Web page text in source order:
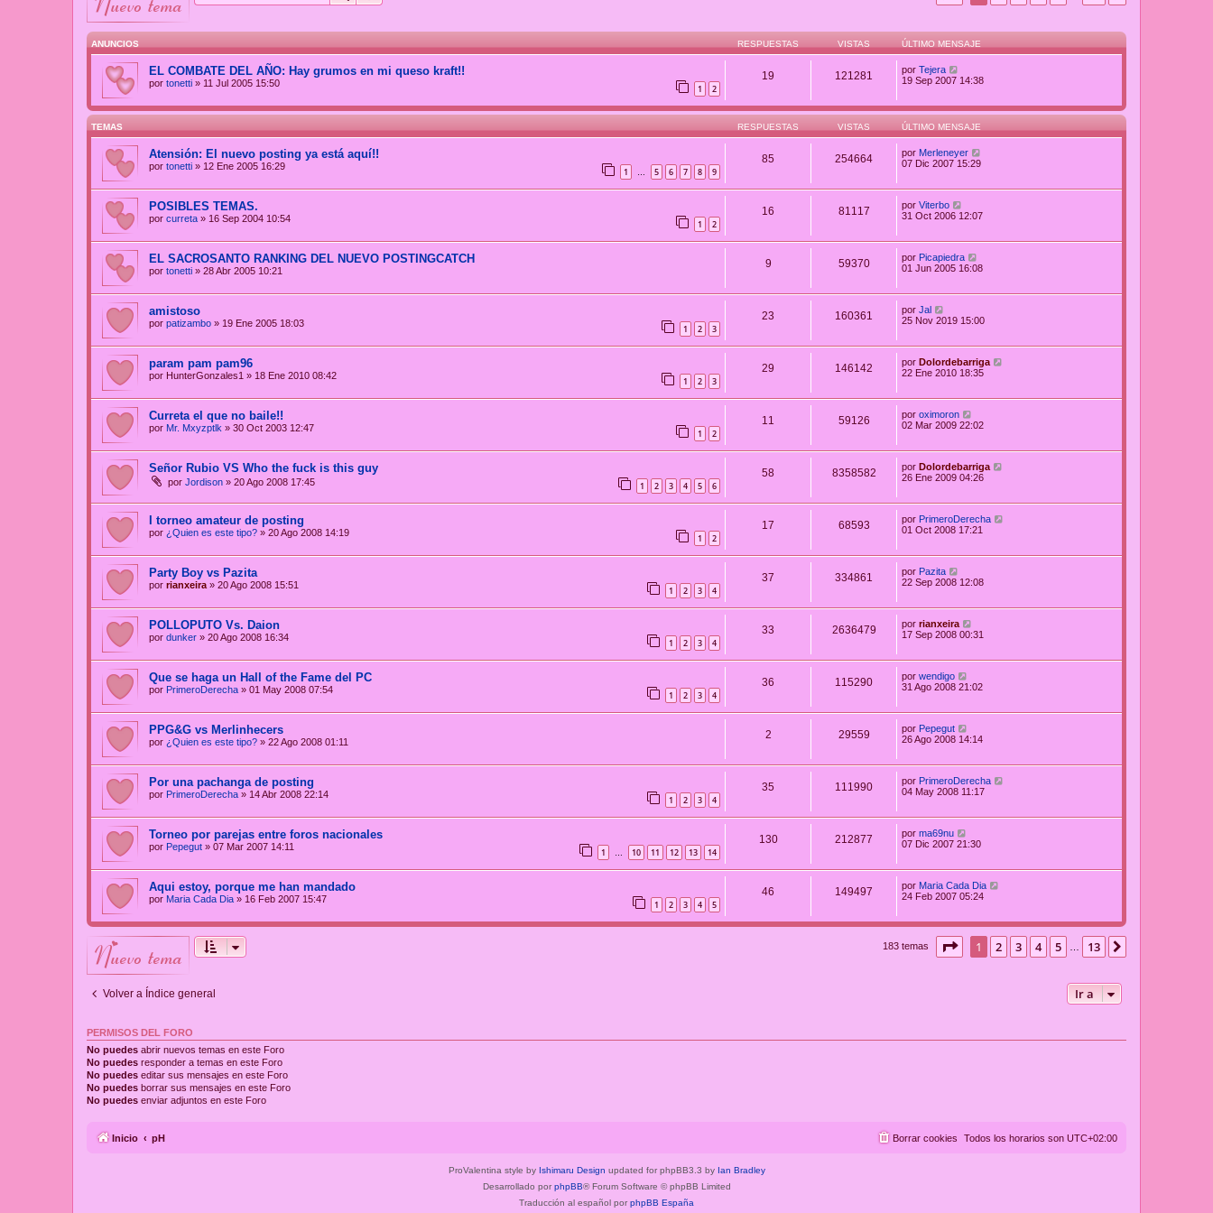
ANUNCIOS RESPUESTAS VISTAS ÚLTIMO MENSAJE
EL COMBATE DEL AÑO: Hay grumos en mi queso kraft!!
por tonetti » 11 Jul 2005 15:50 1 2
19 121281 por Tejera
19 Sep 2007 14:38
TEMAS RESPUESTAS VISTAS ÚLTIMO MENSAJE
Atensión: El nuevo posting ya está aquí!!
por tonetti » 12 Ene 2005 16:29 1 … 5 6 7 8 9
85 254664 por Merleneyer
07 Dic 2007 15:29
POSIBLES TEMAS.
por curreta » 16 Sep 2004 10:54 1 2
16 81117 por Viterbo
31 Oct 2006 12:07
EL SACROSANTO RANKING DEL NUEVO POSTINGCATCH
por tonetti » 28 Abr 2005 10:21
9 59370 por Picapiedra
01 Jun 2005 16:08
amistoso
por patizambo » 19 Ene 2005 18:03 1 2 3
23 160361 por Jal
25 Nov 2019 15:00
param pam pam96
por HunterGonzales1 » 18 Ene 2010 08:42 1 2 3
29 146142 por Dolordebarriga
22 Ene 2010 18:35
Curreta el que no baile!!
por Mr. Mxyzptlk » 30 Oct 2003 12:47 1 2
11 59126 por oximoron
02 Mar 2009 22:02
Señor Rubio VS Who the fuck is this guy
por Jordison » 20 Ago 2008 17:45 1 2 3 4 5 6
58 8358582 por Dolordebarriga
26 Ene 2009 04:26
I torneo amateur de posting
por ¿Quien es este tipo? » 20 Ago 2008 14:19 1 2
17 68593 por PrimeroDerecha
01 Oct 2008 17:21
Party Boy vs Pazita
por rianxeira » 20 Ago 2008 15:51 1 2 3 4
37 334861 por Pazita
22 Sep 2008 12:08
POLLOPUTO Vs. Daion
por dunker » 20 Ago 2008 16:34 1 2 3 4
33 2636479 por rianxeira
17 Sep 2008 00:31
Que se haga un Hall of the Fame del PC
por PrimeroDerecha » 01 May 2008 07:54 1 2 3 4
36 115290 por wendigo
31 Ago 2008 21:02
PPG&G vs Merlinhecers
por ¿Quien es este tipo? » 22 Ago 2008 01:11
2 29559 por Pepegut
26 Ago 2008 14:14
Por una pachanga de posting
por PrimeroDerecha » 14 Abr 2008 22:14 1 2 3 4
35 111990 por PrimeroDerecha
04 May 2008 11:17
Torneo por parejas entre foros nacionales
por Pepegut » 07 Mar 2007 14:11 1 … 10 11 12 13 14
130 212877 por ma69nu
07 Dic 2007 21:30
Aqui estoy, porque me han mandado
por Maria Cada Dia » 16 Feb 2007 15:47 1 2 3 4 5
46 149497 por Maria Cada Dia
24 Feb 2007 05:24
nuevo tema 183 temas Página1 de 13
1 2 3 4 5 13
Volver a Índice general Ir a
PERMISOS DEL FORO
No puedes abrir nuevos temas en este Foro
No puedes responder a temas en este Foro
No puedes editar sus mensajes en este Foro
No puedes borrar sus mensajes en este Foro
No puedes enviar adjuntos en este Foro
Inicio pH Todos los horarios son UTC+02:00
Borrar cookies
ProValentina style by Ishimaru Design updated for phpBB3.3 by Ian Bradley
Desarrollado por phpBB® Forum Software © phpBB Limited
Traducción al español por phpBB España